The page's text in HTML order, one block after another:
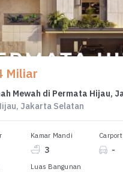
Miliar
Jakarta Selatan
Kamar Mandi
3
Carport
-
Luas Bangunan